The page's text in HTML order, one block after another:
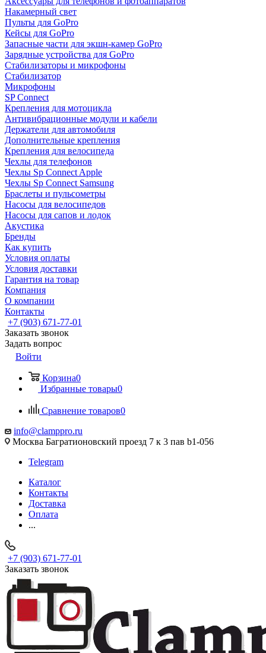
Накамерный свет
Пульты для GoPro
Кейсы для GoPro
Запасные части для экшн-камер GoPro
Зарядные устройства для GoPro
Стабилизаторы и микрофоны
Стабилизатор
Микрофоны
SP Connect
Крепления для мотоцикла
Антивибрационные модули и кабели
Держатели для автомобиля
Дополнительные крепления
Крепления для велосипеда
Чехлы для телефонов
Чехлы Sp Connect Apple
Чехлы Sp Connect Samsung
Браслеты и пульсометры
Насосы для велосипедов
Насосы для сапов и лодок
Акустика
Бренды
Как купить
Условия оплаты
Условия доставки
Гарантия на товар
Компания
О компании
Контакты
+7 (903) 671-77-01
Заказать звонок
Задать вопрос
Войти
Корзина0
Избранные товары0
Сравнение товаров0
info@clamppro.ru
Москва Багратионовский проезд 7 к 3 пав b1-056
Telegram
Каталог
Контакты
Доставка
Оплата
...
+7 (903) 671-77-01
Заказать звонок